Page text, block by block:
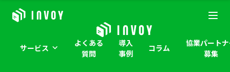
サービス
よくある
質問
導入
事例
コラム
協業パート
募集